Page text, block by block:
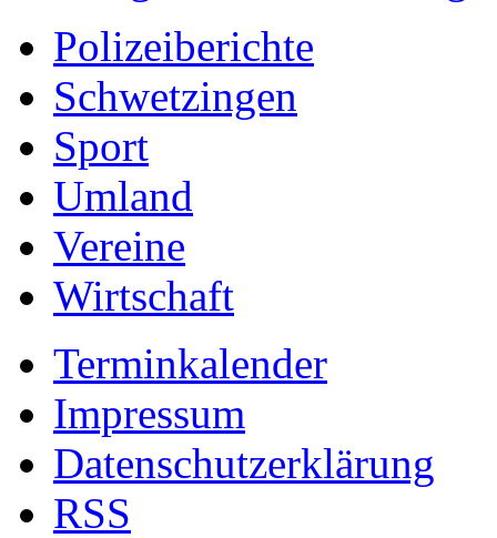
Polizeiberichte
Schwetzingen
Sport
Umland
Vereine
Wirtschaft
Terminkalender
Impressum
Datenschutzerklärung
RSS